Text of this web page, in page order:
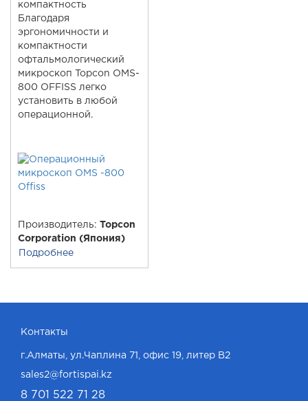
компактность
Благодаря
эргономичности и
компактности
офтальмологический
микроскоп Topcon OMS-
800 OFFISS легко
установить в любой
операционной.
Производитель: Topcon
Corporation (Япония)
Подробнее
Контакты
г.Алматы, ул.Чаплина 71, офис 19, литер В2
sales2@fortispai.kz
8 701 522 71 28